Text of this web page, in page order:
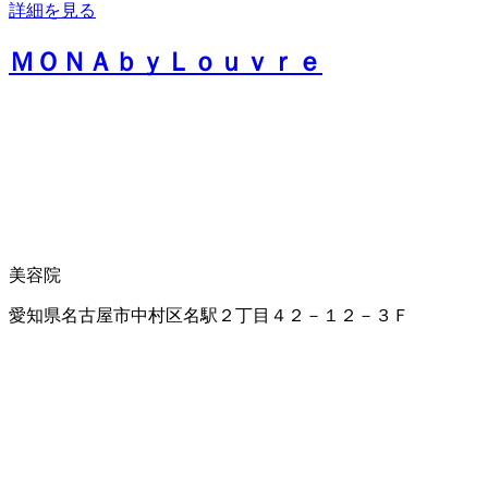
詳細を見る
ＭＯＮＡｂｙＬｏｕｖｒｅ
美容院
愛知県名古屋市中村区名駅２丁目４２－１２－３Ｆ